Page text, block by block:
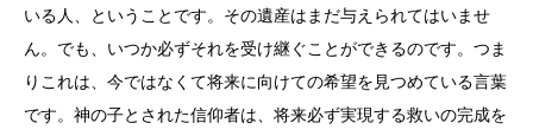
いる人、ということです。その遺産はまだ与えられてはいませ
ん。でも、いつか必ずそれを受け継ぐことができるのです。つま
りこれは、今ではなくて将来に向けての希望を見つめている言葉
です。神の子とされた信仰者は、将来必ず実現する救いの完成を